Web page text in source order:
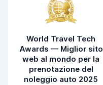
World Travel Tech
Awards — Miglior sito
web al mondo per la
prenotazione del
noleggio auto 2025